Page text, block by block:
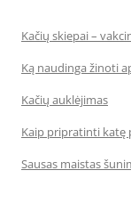
Kačių skiepai –
Ką naudinga žinoti
Kačių auklėjimas
Kaip pripratinti katę
Sausas maistas